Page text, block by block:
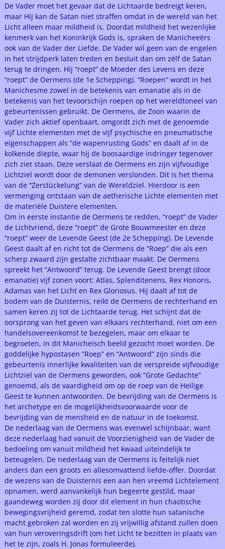
De Vader moet het gevaar dat de Lichtaarde bedreigt keren,
maar Hij kan de Satan niet straffen omdat in de wereld van het
Licht alleen maar mildheid is. Doordat mildheid het wezenlijke
kenmerk van het Koninkrijk Gods is, spraken de Manicheeërs
ook van de Vader der Liefde. De Vader wil geen van de engelen
in het strijdperk laten treden en besluit dan om zèlf de Satan
terug te dringen. Hij “roept” de Moeder des Levens en deze
“roept” de Oermens (de 1e Schepping). “Roepen” wordt in het
Manichesme zowel in de betekenis van emanatie als in de
betekenis van het tevoorschijn roepen op het wereldtoneel van
gebeurtenissen gebruikt. De Oermens, de Zoon waarin de
Vader zich aktief openbaart, omgordt zich met de genoemde
vijf Lichte elementen met de vijf psychische en pneumatische
eigenschappen als “de wapenrusting Gods” en daalt af in de
kolkende diepte, waar hij de boosaardige indringer tegenover
zich ziet staan. Deze verslaat de Oermens en zijn vijfvoudige
Lichtziel wordt door de demonen verslonden. Dit is het thema
van de “Zerstückelung” van de Wereldziel. Hierdoor is een
vermenging ontstaan van de aetherische Lichte elementen met
de materiële Duistere elementen.
Om in eerste instantie de Oermens te redden, “roept” de Vader
de Lichtvriend, deze “roept” de Grote Bouwmeester en deze
“roept” weer de Levende Geest (de 2e Schepping). De Levende
Geest daalt af en richt tot de Oermens de “Roep” die als een
scherp zwaard zijn gestalte zichtbaar maakt. De Oermens
spreekt het “Antwoord” terug. De Levende Geest brengt (door
emanatie) vijf zonen voort: Atlas, Splenditenens, Rex Honoris,
Adamas van het Licht en Rex Gloriosus. Hij daalt af tot de
bodem van de Duisternis, reikt de Oermens de rechterhand en
samen keren zij tot de Lichtaarde terug. Het schijnt dat de
oorsprong van het geven van elkaars rechterhand, niet om een
handelsovereenkomst te bezegelen, maar om elkaar te
begroeten, in dit Manicheïsch beeld gezocht moet worden. De
goddelijke hypostasen “Roep” en “Antwoord” zijn sinds die
gebeurtenis innerlijke kwaliteiten van de verspreide vijfvoudige
Lichtziel van de Oermens geworden, ook “Grote Gedachte”
genoemd, als de vaardigheid om op de roep van de Heilige
Geest te kunnen antwoorden. De bevrijding van de Oermens is
het archetype en de mogelijkheidsvoorwaarde voor de
bevrijding van de mensheid en de natuur in de toekomst.
De nederlaag van de Oermens was evenwel schijnbaar, want
deze nederlaag had vanuit de Voorzienigheid van de Vader de
bedoeling om vanuit mildheid het kwaad uiteindelijk te
beteugelen. De nederlaag van de Oermens is feitelijk niet
anders dan een groots en allesomvattend liefde-offer. Doordat
de wezens van de Duisternis een aan hen vreemd Lichtelement
opnamen, werd aanvankelijk hun begeerte gestild, maar
gaandeweg worden zij door dit element in hun chaotische
bewegingsvrijheid geremd, zodat ten slotte hun satanische
macht gebroken zal worden en zij vrijwillig afstand zullen doen
van hun veroveringsdrift (om het Licht te bezitten in plaats van
het te zijn, zoals H. Jonas formuleerde).